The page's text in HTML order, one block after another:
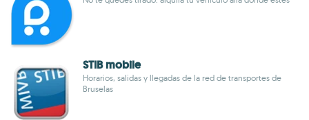
STIB mobile
Horarios, salidas y llegadas de la red de transportes de
Bruselas